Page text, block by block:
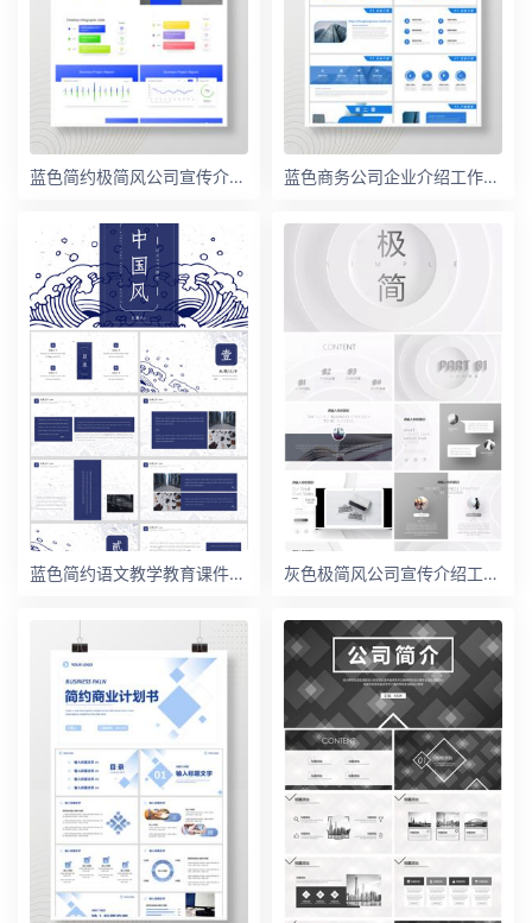
蓝色简约极简风公司宣传介绍工作汇报PPT模板 蓝色商务公司企业介绍工作计划|指标汇报|总结汇报|年度总结PPT模板
蓝色简约语文教学教育课件中国风动态PPT模板 灰色极简风公司宣传介绍工作汇报总结入职培训ppt模板